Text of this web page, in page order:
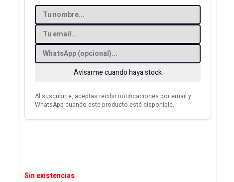
Avisarme cuando haya stock
Al suscribirte, aceptas recibir notificaciones por email y
WhatsApp cuando este producto esté disponible.
Sin existencias